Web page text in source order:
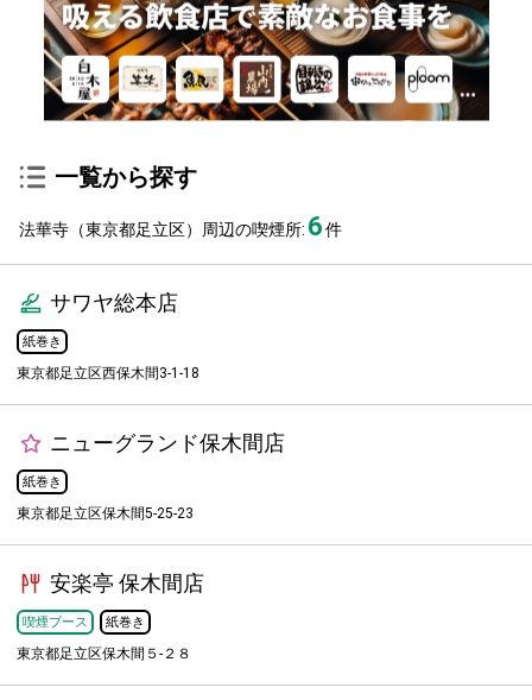
一覧から探す
法華寺（東京都足立区）周辺の喫煙所: 6件
サワヤ総本店
紙巻き
東京都足立区西保木間3-1-18
ニューグランド保木間店
紙巻き
東京都足立区保木間5-25-23
安楽亭 保木間店
喫煙ブース 紙巻き
東京都足立区保木間５-２８